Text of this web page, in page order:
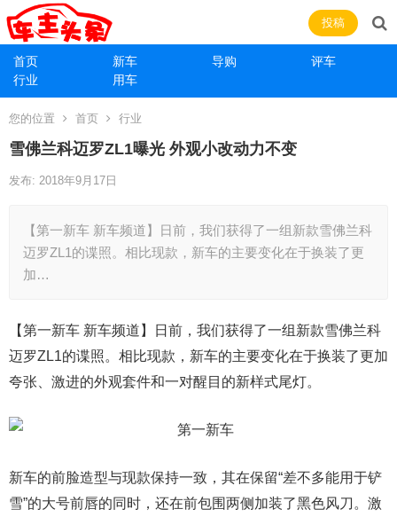
首页 新车 导购
评车
行业
用车
投稿
您的位置 首页 行业
雪佛兰科迈罗ZL1曝光 外观小改动力不变
发布: 2018年9月17日
【第一新车 新车频道】日前，我们获得了一组新款雪佛兰科
迈罗ZL1的谍照。相比现款，新车的主要变化在于换装了更
加…
【第一新车 新车频道】日前，我们获得了一组新款雪佛兰科
迈罗ZL1的谍照。相比现款，新车的主要变化在于换装了更加
夸张、激进的外观套件和一对醒目的新样式尾灯。
新车的前脸造型与现款保持一致，其在保留“差不多能用于铲
雪”的大号前唇的同时，还在前包围两侧加装了黑色风刀。激